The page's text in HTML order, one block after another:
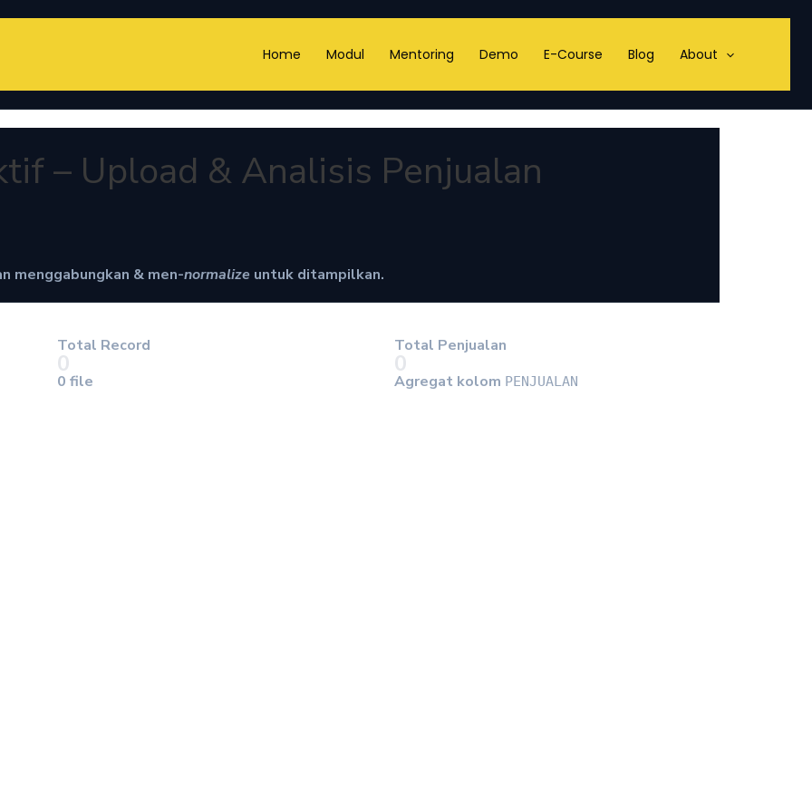
Home Modul Mentoring Demo E-Course Blog About
– Upload & Analisis Penjualan
menggabungkan & men-normalize untuk ditampilkan.
Total Record
0
0 file
Total Penjualan
0
Agregat kolom PENJUALAN